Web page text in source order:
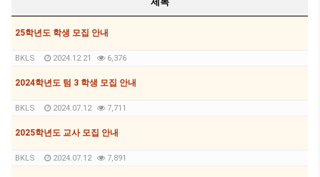
25학년도 학생 모집 안내
BKLS 2024.12.21 6,376
2024학년도 텀 3 학생 모집 안내
BKLS 2024.07.12 7,711
2025학년도 교사 모집 안내
BKLS 2024.07.12 7,891